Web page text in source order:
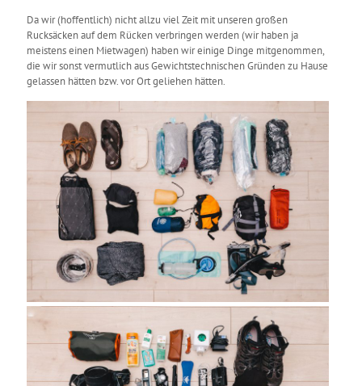
Da wir (hoffentlich) nicht allzu viel Zeit mit unseren großen
Rucksäcken auf dem Rücken verbringen werden (wir haben ja
meistens einen Mietwagen) haben wir einige Dinge mitgenommen,
die wir sonst vermutlich aus Gewichtstechnischen Gründen zu Hause
gelassen hätten bzw. vor Ort geliehen hätten.